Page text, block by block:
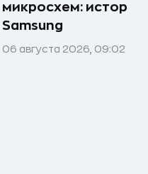
микросхем: история
Samsung
06 августа 2026, 09:02